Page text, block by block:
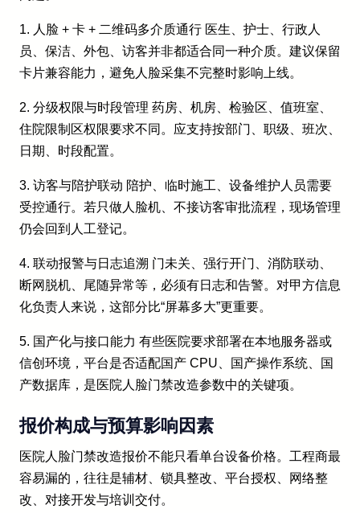
1. 人脸 + 卡 + 二维码多介质通行 医生、护士、行政人
员、保洁、外包、访客并非都适合同一种介质。建议保留
卡片兼容能力，避免人脸采集不完整时影响上线。
2. 分级权限与时段管理 药房、机房、检验区、值班室、
住院限制区权限要求不同。应支持按部门、职级、班次、
日期、时段配置。
3. 访客与陪护联动 陪护、临时施工、设备维护人员需要
受控通行。若只做人脸机、不接访客审批流程，现场管理
仍会回到人工登记。
4. 联动报警与日志追溯 门未关、强行开门、消防联动、
断网脱机、尾随异常等，必须有日志和告警。对甲方信息
化负责人来说，这部分比“屏幕多大”更重要。
5. 国产化与接口能力 有些医院要求部署在本地服务器或
信创环境，平台是否适配国产 CPU、国产操作系统、国
产数据库，是医院人脸门禁改造参数中的关键项。
报价构成与预算影响因素
医院人脸门禁改造报价不能只看单台设备价格。工程商最
容易漏的，往往是辅材、锁具整改、平台授权、网络整
改、对接开发与培训交付。